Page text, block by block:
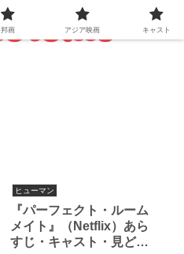
ヒューマン
『パーフェクト・ルーム
メイト』（Netflix）あら
すじ・キャスト・見どこ
邦画 アジア映画 キャスト